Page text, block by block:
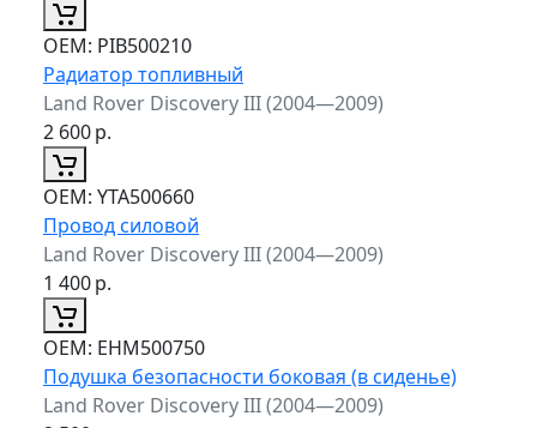
ОЕМ: PIB500210
Радиатор топливный
Land Rover Discovery III (2004—2009)
2 600р.
ОЕМ: YTA500660
Провод силовой
Land Rover Discovery III (2004—2009)
1 400р.
ОЕМ: EHM500750
Подушка безопасности боковая (в сиденье)
Land Rover Discovery III (2004—2009)